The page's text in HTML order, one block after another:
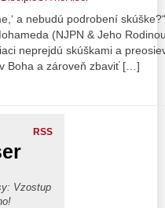
a nebudú podrobení
(NJPN & Jeho
neprejdú skúškami a
Boha a zároveň zbaviť […]
RSS
Vzostup